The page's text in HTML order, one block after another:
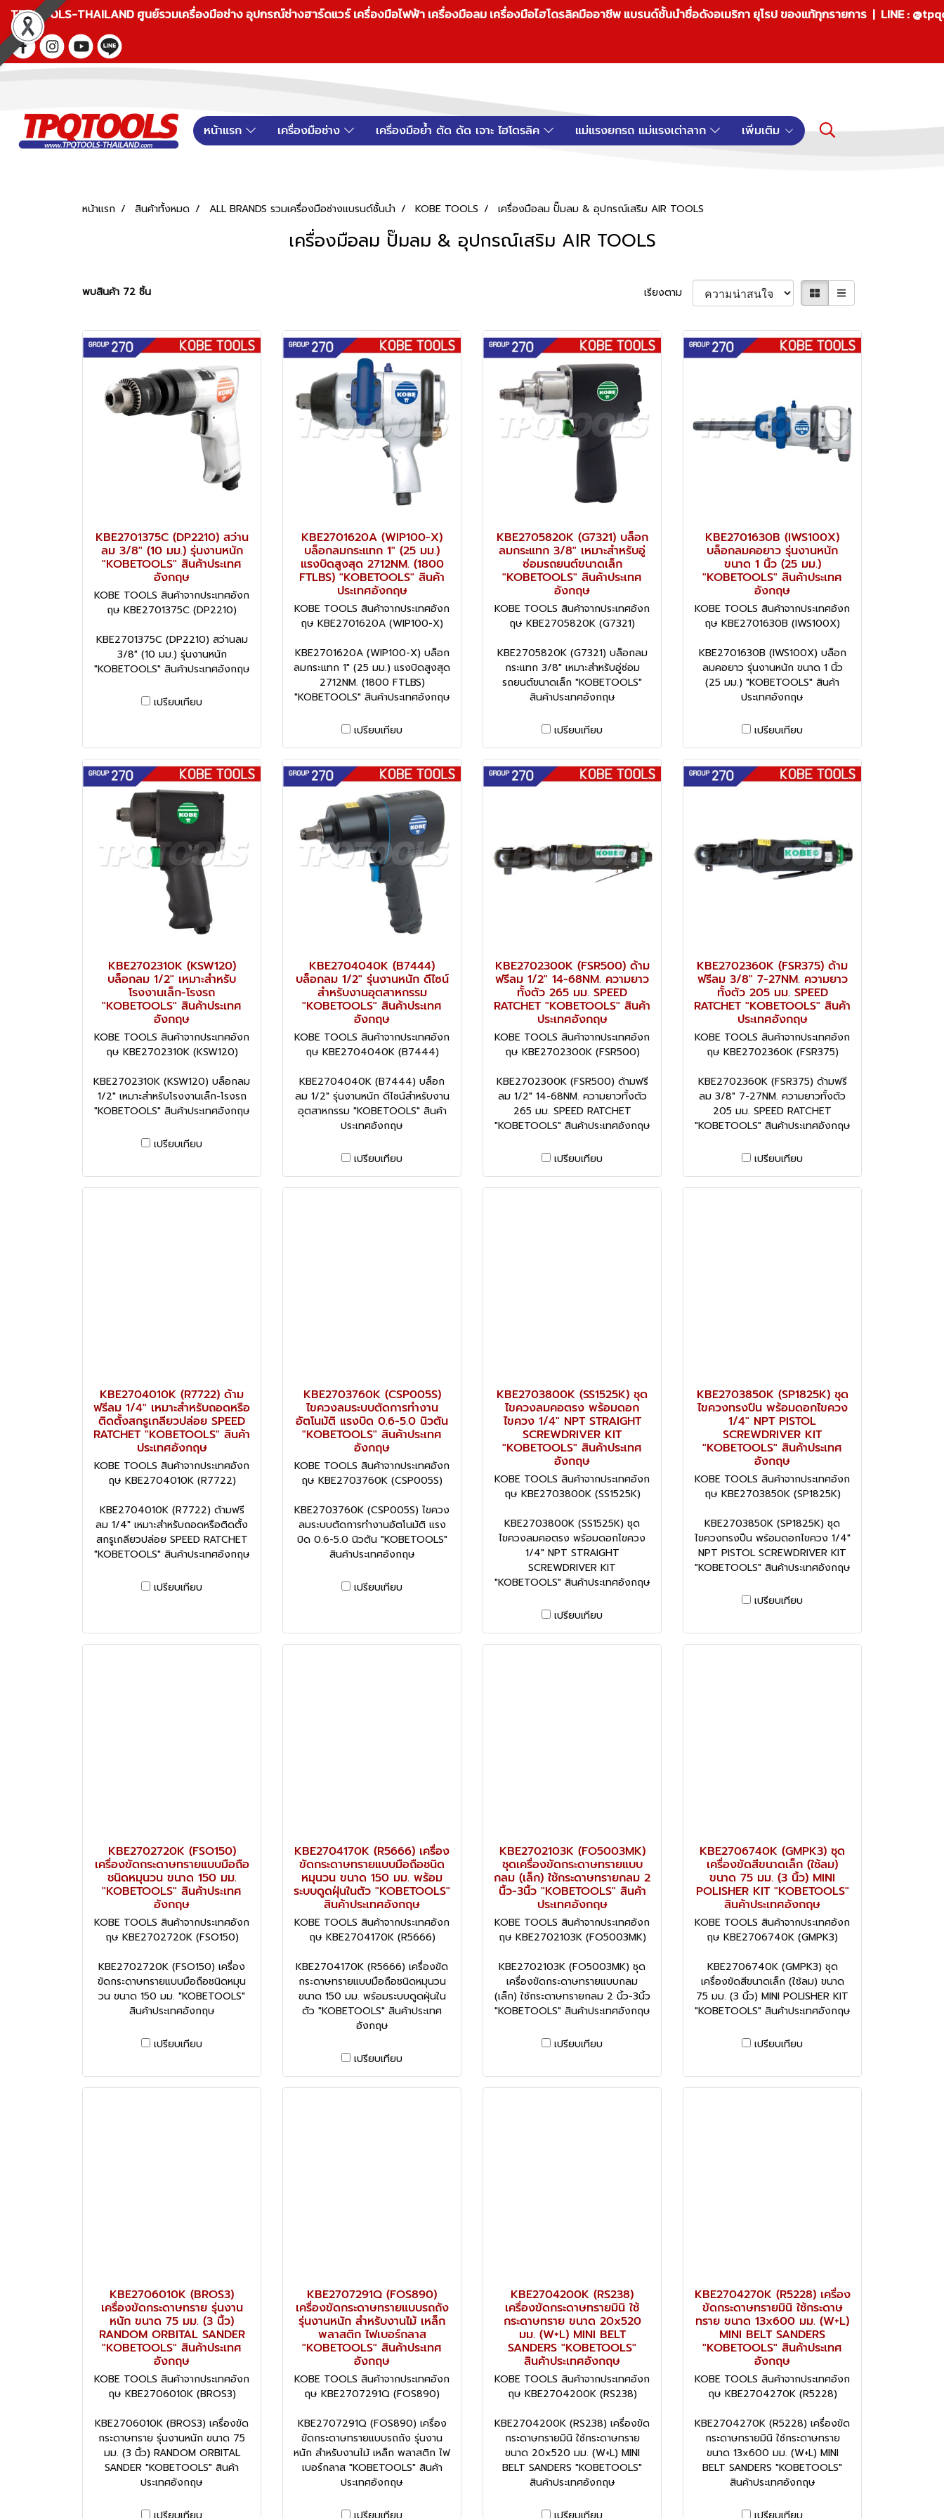
TPQTOOLS-THAILAND ศูนย์รวมเครื่องมือช่าง อุปกรณ์ช่างฮาร์ดแวร์ เครื่องมือไฟฟ้า เครื่องมือลม เครื่องมือไฮโดรลิคมืออาชีพ แบรนด์ชั้นนำชื่อดังอเมริกา ยุโรป ของแท้ทุกรายการ | LINE :
หน้าแรก เครื่องมือช่าง เครื่องมือย้ำ ตัด ดัด เจาะ ไฮโดรลิค แม่แรงยกรถ แม่แรงเต่าลาก เพิ่มเติม
หน้าแรก สินค้าทั้งหมด ALL BRANDS รวมเครื่องมือช่างแบรนด์ชั้นนำ KOBE TOOLS เครื่องมือลม ปั๊มลม & อุปกรณ์เสริม AIR TOOLS
เครื่องมือลม ปั๊มลม & อุปกรณ์เสริม AIR TOOLS
พบสินค้า 72 ชิ้น เรียงตาม
KBE2701375C (DP2210) สว่าน
ลม 3/8" (10 มม.) รุ่นงานหนัก
"KOBETOOLS" สินค้าประเทศ
อังกฤษ
KOBE TOOLS สินค้าจากประเทศอังก
ฤษ KBE2701375C (DP2210)
KBE2701375C (DP2210) สว่านลม
3/8" (10 มม.) รุ่นงานหนัก
"KOBETOOLS" สินค้าประเทศอังกฤษ
เปรียบเทียบ
KBE2701620A (WIP100-X)
บล็อกลมกระแทก 1" (25 มม.)
แรงบิดสูงสุด 2712NM. (1800
FTLBS) "KOBETOOLS" สินค้า
ประเทศอังกฤษ
KOBE TOOLS สินค้าจากประเทศอังก
ฤษ KBE2701620A (WIP100-X)
KBE2701620A (WIP100-X) บล็อก
ลมกระแทก 1" (25 มม.) แรงบิดสูงสุด
2712NM. (1800 FTLBS)
"KOBETOOLS" สินค้าประเทศอังกฤษ
เปรียบเทียบ
KBE2705820K (G7321) บล็อก
ลมกระแทก 3/8" เหมาะสำหรับอู่
ซ่อมรถยนต์ขนาดเล็ก
"KOBETOOLS" สินค้าประเทศ
อังกฤษ
KOBE TOOLS สินค้าจากประเทศอังก
ฤษ KBE2705820K (G7321)
KBE2705820K (G7321) บล็อกลม
กระแทก 3/8" เหมาะสำหรับอู่ซ่อม
รถยนต์ขนาดเล็ก "KOBETOOLS"
สินค้าประเทศอังกฤษ
เปรียบเทียบ
KBE2701630B (IWS100X)
บล็อกลมคอยาว รุ่นงานหนัก
ขนาด 1 นิ้ว (25 มม.)
"KOBETOOLS" สินค้าประเทศ
อังกฤษ
KOBE TOOLS สินค้าจากประเทศอังก
ฤษ KBE2701630B (IWS100X)
KBE2701630B (IWS100X) บล็อก
ลมคอยาว รุ่นงานหนัก ขนาด 1 นิ้ว
(25 มม.) "KOBETOOLS" สินค้า
ประเทศอังกฤษ
เปรียบเทียบ
KBE2702310K (KSW120)
บล็อกลม 1/2" เหมาะสำหรับ
โรงงานเล็ก-โรงรถ
"KOBETOOLS" สินค้าประเทศ
อังกฤษ
KOBE TOOLS สินค้าจากประเทศอังก
ฤษ KBE2702310K (KSW120)
KBE2702310K (KSW120) บล็อกลม
1/2" เหมาะสำหรับโรงงานเล็ก-โรงรถ
"KOBETOOLS" สินค้าประเทศอังกฤษ
เปรียบเทียบ
KBE2704040K (B7444)
บล็อกลม 1/2" รุ่นงานหนัก ดีไซน์
สำหรับงานอุตสาหกรรม
"KOBETOOLS" สินค้าประเทศ
อังกฤษ
KOBE TOOLS สินค้าจากประเทศอังก
ฤษ KBE2704040K (B7444)
KBE2704040K (B7444) บล็อก
ลม 1/2" รุ่นงานหนัก ดีไซน์สำหรับงาน
อุตสาหกรรม "KOBETOOLS" สินค้า
ประเทศอังกฤษ
เปรียบเทียบ
KBE2702300K (FSR500) ด้าม
ฟรีลม 1/2" 14-68NM. ความยาว
ทั้งตัว 265 มม. SPEED
RATCHET "KOBETOOLS" สินค้า
ประเทศอังกฤษ
KOBE TOOLS สินค้าจากประเทศอังก
ฤษ KBE2702300K (FSR500)
KBE2702300K (FSR500) ด้ามฟรี
ลม 1/2" 14-68NM. ความยาวทั้งตัว
265 มม. SPEED RATCHET
"KOBETOOLS" สินค้าประเทศอังกฤษ
เปรียบเทียบ
KBE2702360K (FSR375) ด้าม
ฟรีลม 3/8" 7-27NM. ความยาว
ทั้งตัว 205 มม. SPEED
RATCHET "KOBETOOLS" สินค้า
ประเทศอังกฤษ
KOBE TOOLS สินค้าจากประเทศอังก
ฤษ KBE2702360K (FSR375)
KBE2702360K (FSR375) ด้ามฟรี
ลม 3/8" 7-27NM. ความยาวทั้งตัว
205 มม. SPEED RATCHET
"KOBETOOLS" สินค้าประเทศอังกฤษ
เปรียบเทียบ
KBE2704010K (R7722) ด้าม
ฟรีลม 1/4" เหมาะสำหรับถอดหรือ
ติดตั้งสกรูเกลียวปล่อย SPEED
RATCHET "KOBETOOLS" สินค้า
ประเทศอังกฤษ
KOBE TOOLS สินค้าจากประเทศอังก
ฤษ KBE2704010K (R7722)
KBE2704010K (R7722) ด้ามฟรี
ลม 1/4" เหมาะสำหรับถอดหรือติดตั้ง
สกรูเกลียวปล่อย SPEED RATCHET
"KOBETOOLS" สินค้าประเทศอังกฤษ
เปรียบเทียบ
KBE2703760K (CSP005S)
ไขควงลมระบบตัดการทำงาน
อัตโนมัติ แรงบิด 0.6-5.0 นิวตัน
"KOBETOOLS" สินค้าประเทศ
อังกฤษ
KOBE TOOLS สินค้าจากประเทศอังก
ฤษ KBE2703760K (CSP005S)
KBE2703760K (CSP005S) ไขควง
ลมระบบตัดการทำงานอัตโนมัติ แรง
บิด 0.6-5.0 นิวตัน "KOBETOOLS"
สินค้าประเทศอังกฤษ
เปรียบเทียบ
KBE2703800K (SS1525K) ชุด
ไขควงลมคอตรง พร้อมดอก
ไขควง 1/4" NPT STRAIGHT
SCREWDRIVER KIT
"KOBETOOLS" สินค้าประเทศ
อังกฤษ
KOBE TOOLS สินค้าจากประเทศอังก
ฤษ KBE2703800K (SS1525K)
KBE2703800K (SS1525K) ชุด
ไขควงลมคอตรง พร้อมดอกไขควง
1/4" NPT STRAIGHT
SCREWDRIVER KIT
"KOBETOOLS" สินค้าประเทศอังกฤษ
เปรียบเทียบ
KBE2703850K (SP1825K) ชุด
ไขควงทรงปืน พร้อมดอกไขควง
1/4" NPT PISTOL
SCREWDRIVER KIT
"KOBETOOLS" สินค้าประเทศ
อังกฤษ
KOBE TOOLS สินค้าจากประเทศอังก
ฤษ KBE2703850K (SP1825K)
KBE2703850K (SP1825K) ชุด
ไขควงทรงปืน พร้อมดอกไขควง 1/4"
NPT PISTOL SCREWDRIVER KIT
"KOBETOOLS" สินค้าประเทศอังกฤษ
เปรียบเทียบ
KBE2702720K (FSO150)
เครื่องขัดกระดาษทรายแบบมือถือ
ชนิดหมุนวน ขนาด 150 มม.
"KOBETOOLS" สินค้าประเทศ
อังกฤษ
KOBE TOOLS สินค้าจากประเทศอังก
ฤษ KBE2702720K (FSO150)
KBE2702720K (FSO150) เครื่อง
ขัดกระดาษทรายแบบมือถือชนิดหมุน
วน ขนาด 150 มม. "KOBETOOLS"
สินค้าประเทศอังกฤษ
เปรียบเทียบ
KBE2704170K (R5666) เครื่อง
ขัดกระดาษทรายแบบมือถือชนิด
หมุนวน ขนาด 150 มม. พร้อม
ระบบดูดฝุ่นในตัว "KOBETOOLS"
สินค้าประเทศอังกฤษ
KOBE TOOLS สินค้าจากประเทศอังก
ฤษ KBE2704170K (R5666)
KBE2704170K (R5666) เครื่องขัด
กระดาษทรายแบบมือถือชนิดหมุนวน
ขนาด 150 มม. พร้อมระบบดูดฝุ่นใน
ตัว "KOBETOOLS" สินค้าประเทศ
อังกฤษ
เปรียบเทียบ
KBE2702103K (FO5003MK)
ชุดเครื่องขัดกระดาษทรายแบบ
กลม (เล็ก) ใช้กระดาษทรายกลม 2
นิ้ว-3นิ้ว "KOBETOOLS" สินค้า
ประเทศอังกฤษ
KOBE TOOLS สินค้าจากประเทศอังก
ฤษ KBE2702103K (FO5003MK)
KBE2702103K (FO5003MK) ชุด
เครื่องขัดกระดาษทรายแบบกลม
(เล็ก) ใช้กระดาษทรายกลม 2 นิ้ว-3นิ้ว
"KOBETOOLS" สินค้าประเทศอังกฤษ
เปรียบเทียบ
KBE2706740K (GMPK3) ชุด
เครื่องขัดสีขนาดเล็ก (ใช้ลม)
ขนาด 75 มม. (3 นิ้ว) MINI
POLISHER KIT "KOBETOOLS"
สินค้าประเทศอังกฤษ
KOBE TOOLS สินค้าจากประเทศอังก
ฤษ KBE2706740K (GMPK3)
KBE2706740K (GMPK3) ชุด
เครื่องขัดสีขนาดเล็ก (ใช้ลม) ขนาด
75 มม. (3 นิ้ว) MINI POLISHER KIT
"KOBETOOLS" สินค้าประเทศอังกฤษ
เปรียบเทียบ
KBE2706010K (BROS3)
เครื่องขัดกระดาษทราย รุ่นงาน
หนัก ขนาด 75 มม. (3 นิ้ว)
RANDOM ORBITAL SANDER
"KOBETOOLS" สินค้าประเทศ
อังกฤษ
KOBE TOOLS สินค้าจากประเทศอังก
ฤษ KBE2706010K (BROS3)
KBE2706010K (BROS3) เครื่องขัด
กระดาษทราย รุ่นงานหนัก ขนาด 75
มม. (3 นิ้ว) RANDOM ORBITAL
SANDER "KOBETOOLS" สินค้า
ประเทศอังกฤษ
KBE2707291Q (FOS890)
เครื่องขัดกระดาษทรายแบบรถถัง
รุ่นงานหนัก สำหรับงานไม้ เหล็ก
พลาสติก ไฟเบอร์กลาส
"KOBETOOLS" สินค้าประเทศ
อังกฤษ
KOBE TOOLS สินค้าจากประเทศอังก
ฤษ KBE2707291Q (FOS890)
KBE2707291Q (FOS890) เครื่อง
ขัดกระดาษทรายแบบรถถัง รุ่นงาน
หนัก สำหรับงานไม้ เหล็ก พลาสติก ไฟ
เบอร์กลาส "KOBETOOLS" สินค้า
ประเทศอังกฤษ
KBE2704200K (RS238)
เครื่องขัดกระดาษทรายมินิ ใช้
กระดาษทราย ขนาด 20x520
มม. (W+L) MINI BELT
SANDERS "KOBETOOLS"
สินค้าประเทศอังกฤษ
KOBE TOOLS สินค้าจากประเทศอังก
ฤษ KBE2704200K (RS238)
KBE2704200K (RS238) เครื่องขัด
กระดาษทรายมินิ ใช้กระดาษทราย
ขนาด 20x520 มม. (W+L) MINI
BELT SANDERS "KOBETOOLS"
สินค้าประเทศอังกฤษ
KBE2704270K (R5228) เครื่อง
ขัดกระดาษทรายมินิ ใช้กระดาษ
ทราย ขนาด 13x600 มม. (W+L)
MINI BELT SANDERS
"KOBETOOLS" สินค้าประเทศ
อังกฤษ
KOBE TOOLS สินค้าจากประเทศอังก
ฤษ KBE2704270K (R5228)
KBE2704270K (R5228) เครื่องขัด
กระดาษทรายมินิ ใช้กระดาษทราย
ขนาด 13x600 มม. (W+L) MINI
BELT SANDERS "KOBETOOLS"
สินค้าประเทศอังกฤษ